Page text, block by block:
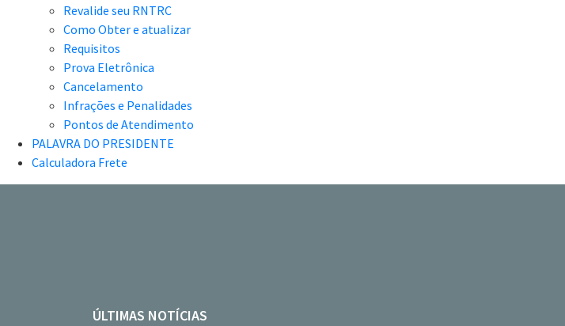
Revalide seu RNTRC
Como Obter e atualizar
Requisitos
Prova Eletrônica
Cancelamento
Infrações e Penalidades
Pontos de Atendimento
PALAVRA DO PRESIDENTE
Calculadora Frete
ÚLTIMAS NOTÍCIAS